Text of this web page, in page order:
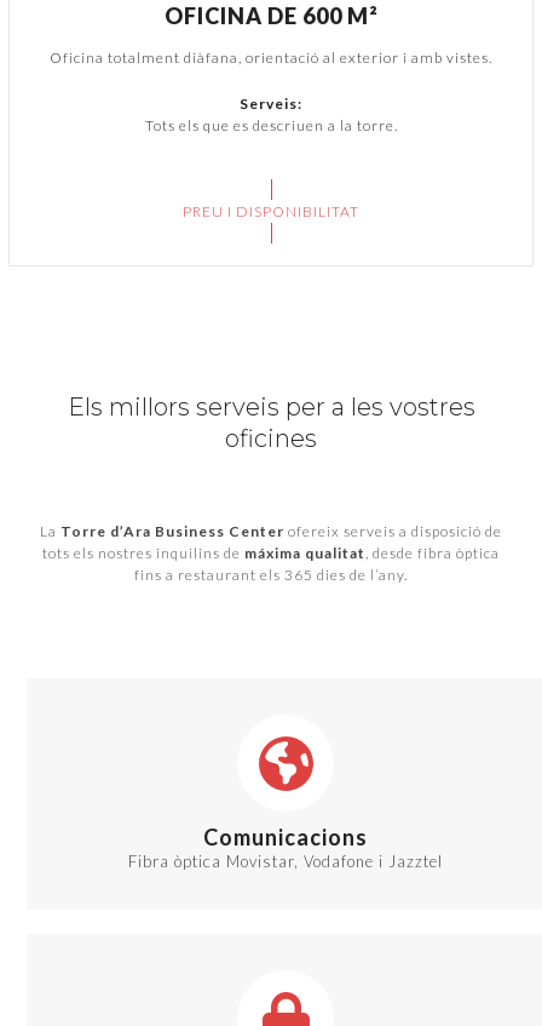
OFICINA DE 600 M²
Oficina totalment diàfana, orientació al exterior i amb vistes.
Serveis:
Tots els que es descriuen a la torre.
PREU I DISPONIBILITAT
Els millors serveis per a les vostres
oficines
La Torre d’Ara Business Center ofereix serveis a disposició de
tots els nostres inquilins de máxima qualitat, desde fibra òptica
fins a restaurant els 365 dies de l’any.
Comunicacions
Fibra òptica Movistar, Vodafone i Jazztel